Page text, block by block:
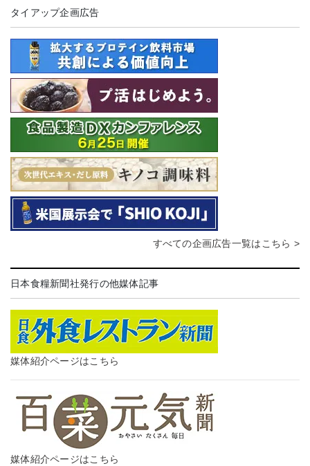
タイアップ企画広告
すべての企画広告一覧はこちら >
日本食糧新聞社発行の他媒体記事
媒体紹介ページはこちら
媒体紹介ページはこちら